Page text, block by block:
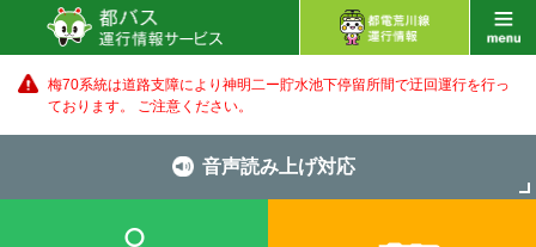
梅70系統は道路支障により神明二ー貯水池下停留所間で迂回運行を行っ
ております。 ご注意ください。
音声読み上げ対応